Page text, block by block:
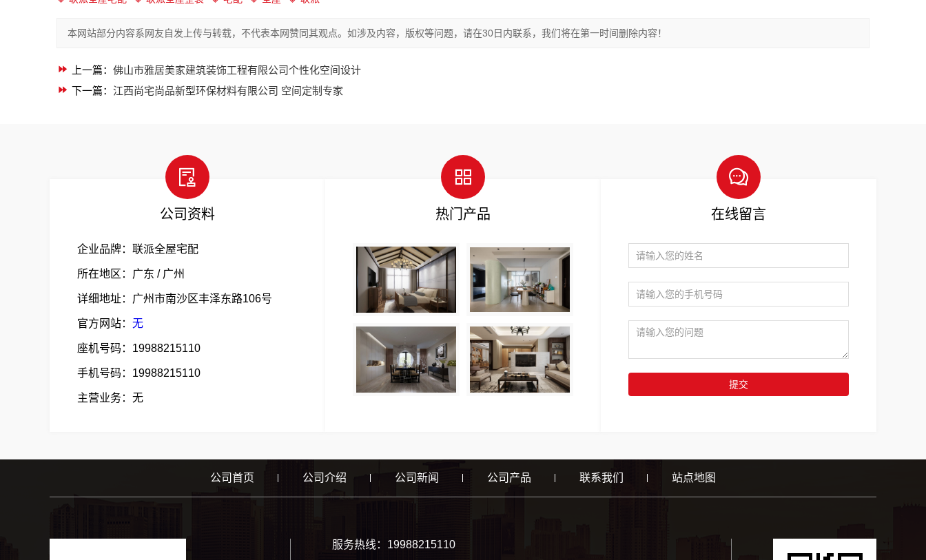
本网站部分内容系网友自发上传与转载，不代表本网赞同其观点。如涉及内容，版权等问题，请在30日内联系，我们将在第一时间删除内容！
上一篇： 佛山市雅居美家建筑装饰工程有限公司个性化空间设计
下一篇： 江西尚宅尚品新型环保材料有限公司 空间定制专家
公司资料
企业品牌：联派全屋宅配
所在地区：广东 / 广州
详细地址：广州市南沙区丰泽东路106号
官方网站： 无
座机号码：19988215110
手机号码：19988215110
主营业务：无
热门产品 在线留言
提交
公司首页 公司介绍 公司新闻 公司产品 联系我们 站点地图
服务热线：19988215110